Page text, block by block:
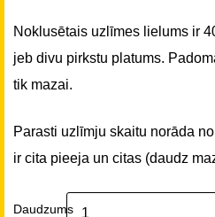
Noklusētais uzlīmes lielums ir
jeb divu pirkstu platums.
tik mazai.
Parasti uzlīmju skaitu norāda
ir cita pieeja un citas (daudz
Daudzums